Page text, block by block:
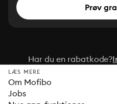
Prøv
Har du en rabatkode?
LÆS MERE
Om Mofibo
Jobs